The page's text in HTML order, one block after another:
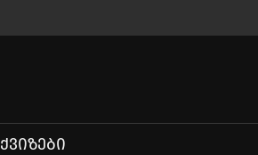
ᲥᲕᲘᲖᲔᲑᲘ